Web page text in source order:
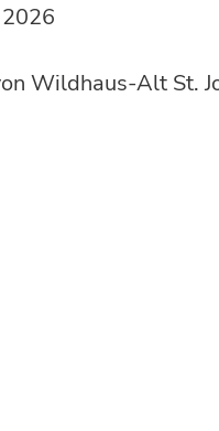
25. Mai
Wildhaus-Alt St.